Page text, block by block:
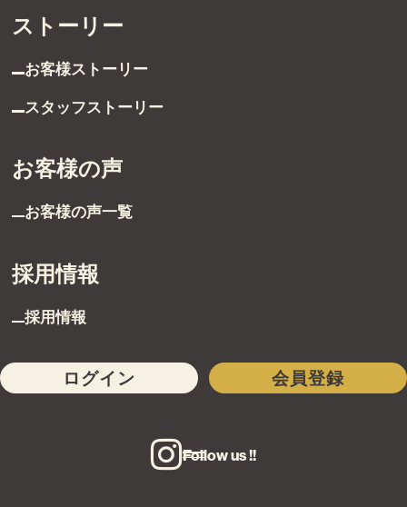
ストーリー
お客様ストーリー
スタッフストーリー
お客様の声
お客様の声一覧
採用情報
採用情報
ログイン 会員登録
Follow us !!
受付時間 9:00～21:00
TEL：03-6629-4880
FAX：03-5711-8828
〒144-0035